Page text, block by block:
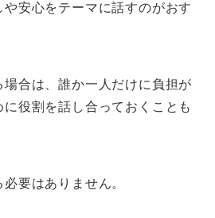
安心をテーマに話すのがおす
場合は、誰か一人だけに負担が
役割を話し合っておくことも
要はありません。